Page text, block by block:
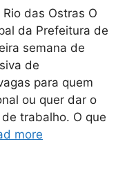
das Ostras O
da Prefeitura de
semana de
de
para quem
ou quer dar o
trabalho. O que
more